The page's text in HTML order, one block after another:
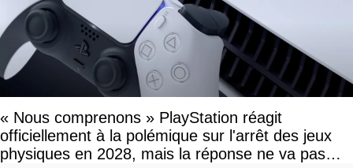
« Nous comprenons » PlayStation réagit
officiellement à la polémique sur l'arrêt des jeux
physiques en 2028, mais la réponse ne va pas